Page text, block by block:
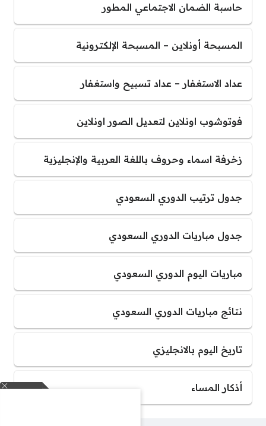
حاسبة الضمان الاجتماعي المطور
المسبحة أونلاين – المسبحة الإلكترونية
عداد الاستغفار – عداد تسبيح واستغفار
فوتوشوب اونلاين لتعديل الصور اونلاين
زخرفة اسماء وحروف باللغة العربية والإنجليزية
جدول ترتيب الدوري السعودي
جدول مباريات الدوري السعودي
مباريات اليوم الدوري السعودي
نتائج مباريات الدوري السعودي
تاريخ اليوم بالانجليزي
أذكار المساء